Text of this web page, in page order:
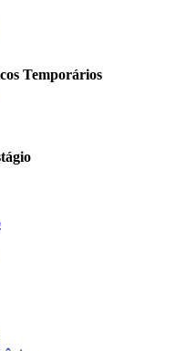
Temporários